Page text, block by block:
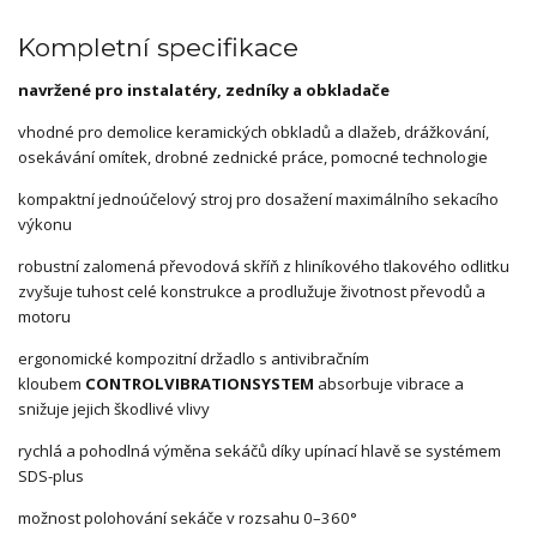
Kompletní specifikace
navržené pro instalatéry, zedníky a obkladače
vhodné pro demolice keramických obkladů a dlažeb, drážkování,
osekávání omítek, drobné zednické práce, pomocné technologie
kompaktní jednoúčelový stroj pro dosažení maximálního sekacího
výkonu
robustní zalomená převodová skříň z hliníkového tlakového odlitku
zvyšuje tuhost celé konstrukce a prodlužuje životnost převodů a
motoru
ergonomické kompozitní držadlo s antivibračním
kloubem CONTROLVIBRATIONSYSTEM absorbuje vibrace a
snižuje jejich škodlivé vlivy
rychlá a pohodlná výměna sekáčů díky upínací hlavě se systémem
SDS-plus
možnost polohování sekáče v rozsahu 0–360°